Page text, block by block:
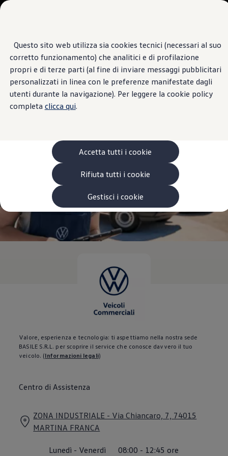
Questo sito web utilizza sia cookies tecnici (necessari al suo
corretto funzionamento) che analitici e di profilazione
propri e di terze parti (al fine di inviare messaggi pubblicitari
personalizzati in linea con le preferenze manifestate dagli
utenti durante la navigazione). Per leggere la cookie policy
completa clicca qui.
Accetta tutti i cookie
Rifiuta tutti i cookie
Gestisci i cookie
Passa ai
contenuti
principali
Passa
a
fondo
pagina
VanLife
Pick-up
Veicoli Commerciali Elettrici
Van
Modelli precedenti
Confronta i modelli
Configurazioni salvate
Volkswagen Auto
Acquista il tuo Veicolo Volkswagen
Ecoincentivi Volkswagen
5 Plus
Usato Certificato
Garanzia Usato
Assicurazioni
Clienti Business
Gamma, promozioni e servizi
Service Flotte
Area Contatti Clienti Business
Servizi Finanziari
Progetto Valore Volkswagen
Leasing Finanziario
Servizi Assicurativi
Polizza Protezione Credito
Assicurazione GAP Protezioneventi
Estensione Garanzia Usato
Furto e incendio
Safe inMotion e Capital Safe +
Allestimenti e personalizzazioni
Allestimenti chiavi in mano
Trasporto persone con disabilità
Mobilità elettrica e Ibrida Plug-In
Soluzioni di ricarica e autonomia
Simulatore del tempo di ricarica
Simulatore dell’autonomia
Ricarica in movimento
BASILE
| 6 Recensioni
Valore, esperienza e tecnologia: ti aspettiamo nella nostra sede
BASILE S.R.L. per scoprire il service che conosce davvero il tuo
veicolo. (Informazioni legali)
Centro di Assistenza
ZONA INDUSTRIALE - Via Chiancaro, 7, 74015
MARTINA FRANCA
Lunedì - Venerdì 08:00 - 12:45 ore